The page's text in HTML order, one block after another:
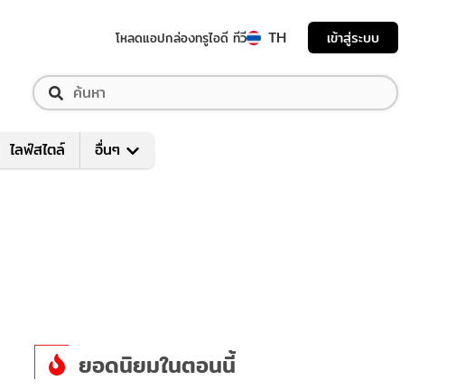
โหลดแอปกล่องทรูไอดี ทีวี TH เข้าสู่ระบบ
ไลฟ์สไตล์ อื่นๆ
ยอดนิยมในตอนนี้